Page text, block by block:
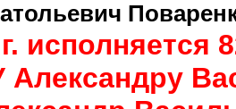
исполняется